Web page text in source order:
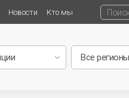
Новости Кто мы